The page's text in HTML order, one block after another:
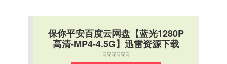
保你平安百度云网盘【蓝光1280P
高清-MP4-4.5G】迅雷资源下载
☟☟☟☟☟☟